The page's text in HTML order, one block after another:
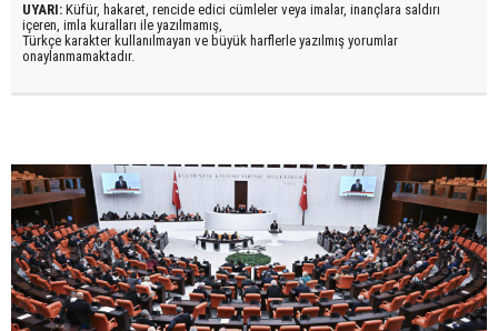
UYARI: Küfür, hakaret, rencide edici cümleler veya imalar, inançlara saldırı
içeren, imla kuralları ile yazılmamış,
Türkçe karakter kullanılmayan ve büyük harflerle yazılmış yorumlar
onaylanmamaktadır.